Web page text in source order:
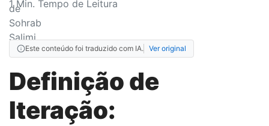
1 Min. Tempo de Leitura
Este conteúdo foi traduzido com IA. Ver original
Definição de
Iteração: